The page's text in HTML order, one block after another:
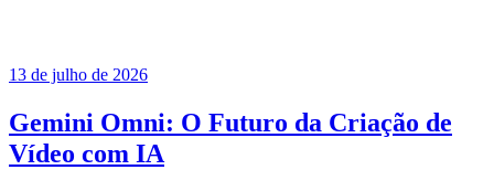
13 de julho de 2026
Gemini Omni: O Futuro da Criação de
Vídeo com IA